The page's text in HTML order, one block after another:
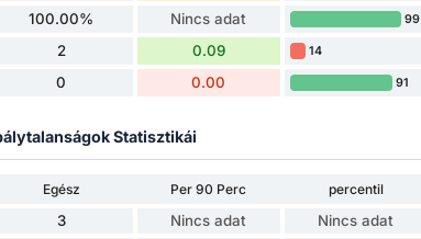
100.00% Nincs adat 99
2 0.09 14
0 0.00 91
Statisztikái
Egész Per 90 Perc
percentil
3 Nincs adat Nincs adat